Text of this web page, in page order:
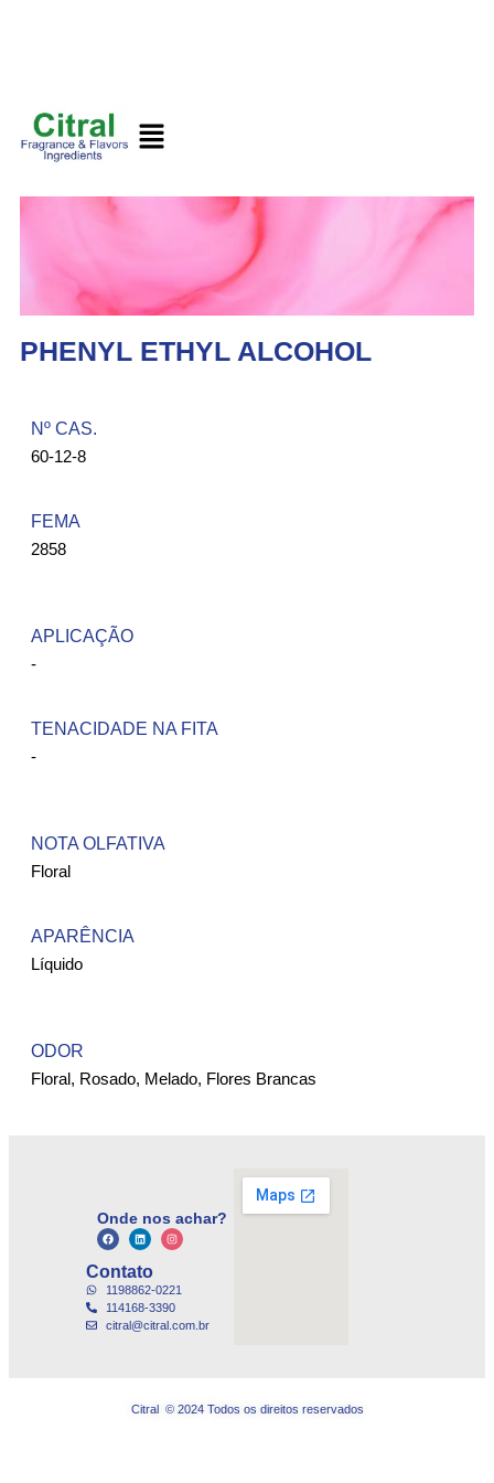
PHENYL ETHYL ALCOHOL
Nº CAS.​
60-12-8
FEMA ​
2858
APLICAÇÃO
-
TENACIDADE NA FITA
-
NOTA OLFATIVA
Floral
APARÊNCIA
Líquido
ODOR
Floral, Rosado, Melado, Flores Brancas
Onde nos achar?
Contato
1198862-0221
114168-3390
citral@citral.com.br
Citral © 2024 Todos os direitos reservados